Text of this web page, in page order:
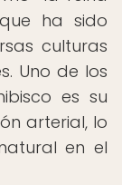
ha sido
culturas
Uno de los
es su
arterial, lo
en el